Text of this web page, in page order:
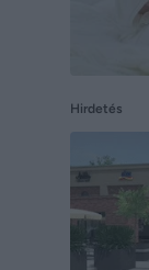
Hirdetés